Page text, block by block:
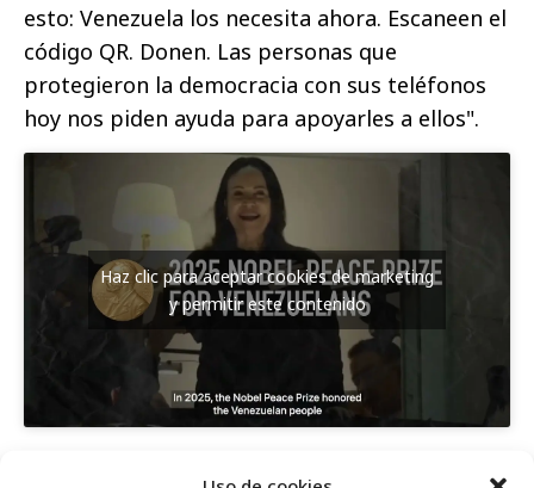
esto: Venezuela los necesita ahora. Escaneen el
código QR. Donen. Las personas que
protegieron la democracia con sus teléfonos
hoy nos piden ayuda para apoyarles a ellos".
Haz clic para aceptar cookies de marketing
y permitir este contenido